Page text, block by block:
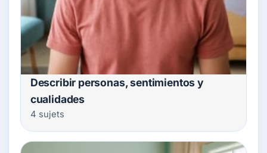
Describir personas, sentimientos y
cualidades
4 sujets